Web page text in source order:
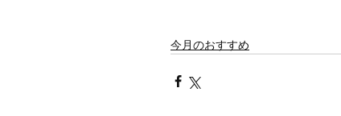
今月のおすすめ